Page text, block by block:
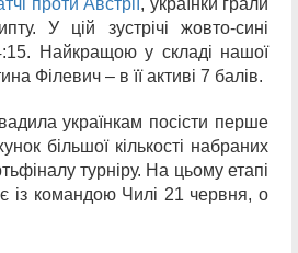
У цій зустрічі жовто-сині
Найкращою у складі нашої
Філевич – в її активі 7 балів.
українкам посісти перше
більшої кількості набраних
турніру. На цьому етапі
із командою Чилі 21 червня, о